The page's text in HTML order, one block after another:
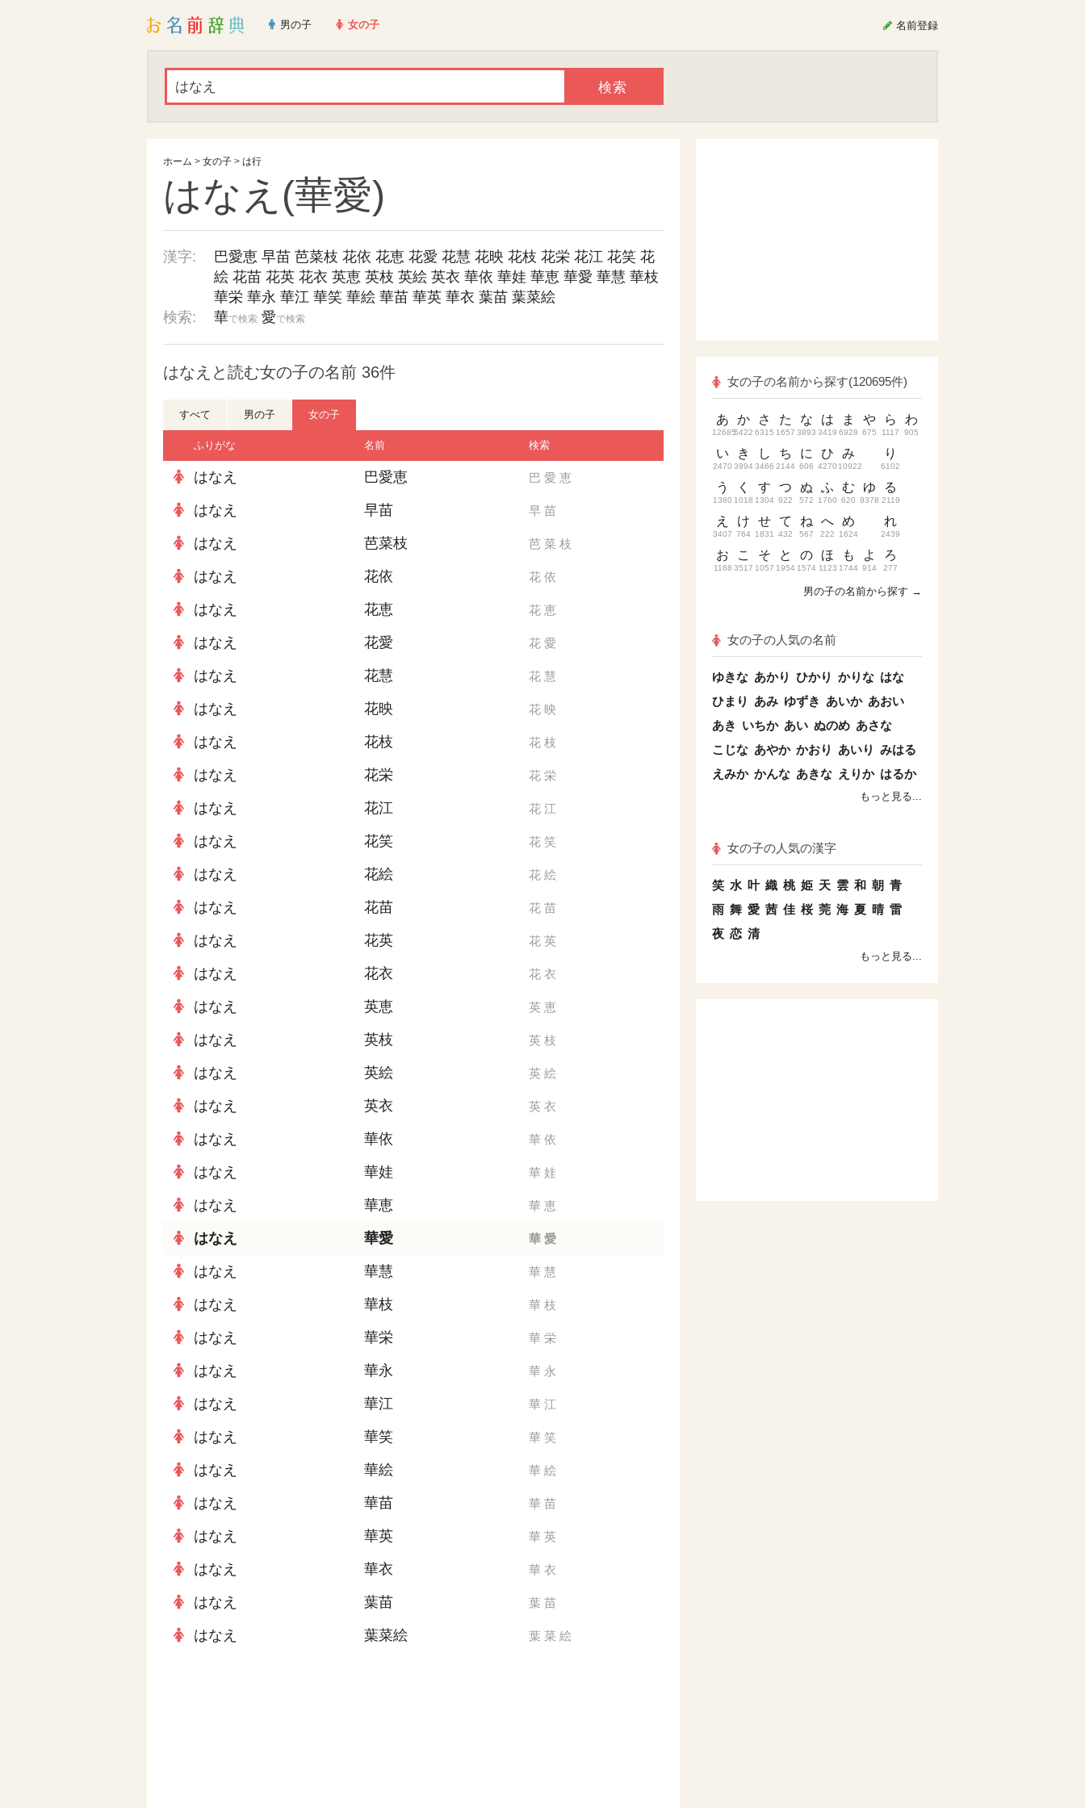
男の子 女の子 名前登録
ホーム > 女の子 > は行
はなえ(華愛)
漢字: 巴愛恵 早苗 芭菜枝 花依 花恵 花愛 花慧 花映 花枝 花栄 花江 花笑 花
絵 花苗 花英 花衣 英恵 英枝 英絵 英衣 華依 華娃 華恵 華愛 華慧 華枝
華栄 華永 華江 華笑 華絵 華苗 華英 華衣 葉苗 葉菜絵
検索:
華で検索 愛で検索
はなえと読む女の子の名前 36件
すべて 男の子 女の子
ふりがな 名前 検索
はなえ 巴愛恵 巴 愛 恵
はなえ 早苗 早 苗
はなえ 芭菜枝 芭 菜 枝
はなえ 花依 花 依
はなえ 花恵 花 恵
はなえ 花愛 花 愛
はなえ 花慧 花 慧
はなえ 花映 花 映
はなえ 花枝 花 枝
はなえ 花栄 花 栄
はなえ 花江 花 江
はなえ 花笑 花 笑
はなえ 花絵 花 絵
はなえ 花苗 花 苗
はなえ 花英 花 英
はなえ 花衣 花 衣
はなえ 英恵 英 恵
はなえ 英枝 英 枝
はなえ 英絵 英 絵
はなえ 英衣 英 衣
はなえ 華依 華 依
はなえ 華娃 華 娃
はなえ 華恵 華 恵
はなえ 華愛 華 愛
はなえ 華慧 華 慧
はなえ 華枝 華 枝
はなえ 華栄 華 栄
はなえ 華永 華 永
はなえ 華江 華 江
はなえ 華笑 華 笑
はなえ 華絵 華 絵
はなえ 華苗 華 苗
はなえ 華英 華 英
はなえ 華衣 華 衣
はなえ 葉苗 葉 苗
はなえ 葉菜絵 葉 菜 絵
女の子の名前から探す(120695件)
あ
12685
い
2470
う
1380
え
3407
お
1168
か
5422
き
3994
く
1018
け
764
こ
3517
さ
6315
し
3466
す
1304
せ
1831
そ
1057
た
1657
ち
2144
つ
922
て
432
と
1954
な
3893
に
606
ぬ
572
ね
567
の
1574
は
3419
ひ
4270
ふ
1760
へ
222
ほ
1123
ま
6928
み
10922
む
620
め
1624
も
1744
や
675
ゆ
9378
よ
914
ら
1117
り
6102
る
2119
れ
2439
ろ
277
わ
905
男の子の名前から探す →
女の子の人気の名前
ゆきな あかり ひかり かりな はな
ひまり
あみ ゆずき あいか あおい
あき いちか あい ぬのめ あさな
こじな あやか かおり あいり みはる
えみか かんな あきな えりか はるか
もっと見る...
女の子の人気の漢字
笑 水 叶 織 桃 姫 天 雲 和 朝 青
雨 舞 愛 茜 佳 桜 莞 海 夏 晴 雷
夜 恋 清
もっと見る...